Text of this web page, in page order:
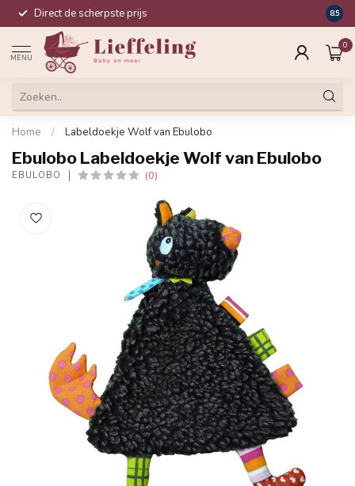
Direct de scherpste prijs 8.5
MENU
0
Home / Labeldoekje Wolf van Ebulobo
Ebulobo Labeldoekje Wolf van Ebulobo
EBULOBO (0)